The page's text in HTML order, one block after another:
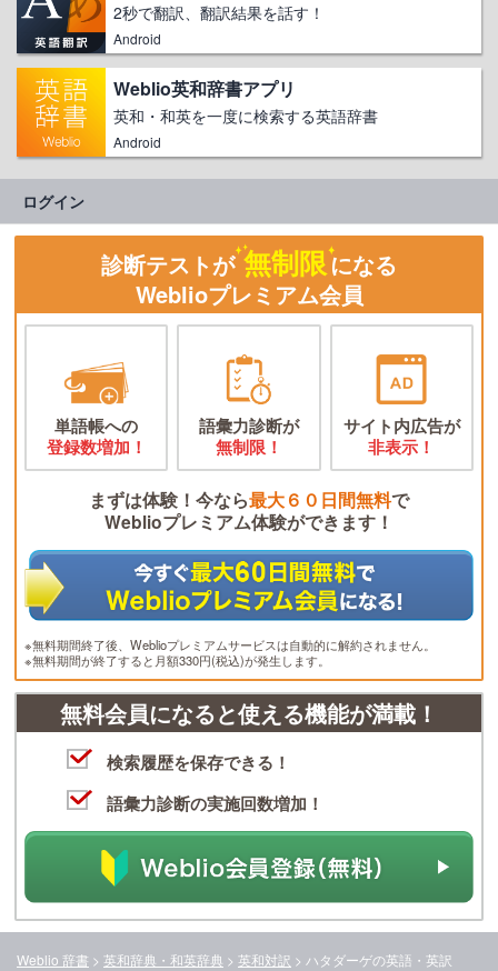
2秒で翻訳、翻訳結果を話す！
Android
Weblio英和辞書アプリ
英和・和英を一度に検索する英語辞書
Android
ログイン
診断テストが 無制限になる
Weblioプレミアム会員
単語帳への
登録数増加！
語彙力診断が
無制限！
サイト内広告が
非表示！
まずは体験！今なら最大６０日間無料で
Weblioプレミアム体験ができます！
※無料期間終了後、Weblioプレミアムサービスは自動的に解約されません。
※無料期間が終了すると月額330円(税込)が発生します。
無料会員になると使える機能が満載！
検索履歴を保存できる！
語彙力診断の実施回数増加！
Weblio 辞書 > 英和辞典・和英辞典 > 英和対訳 > ハタダーゲの英語・英訳